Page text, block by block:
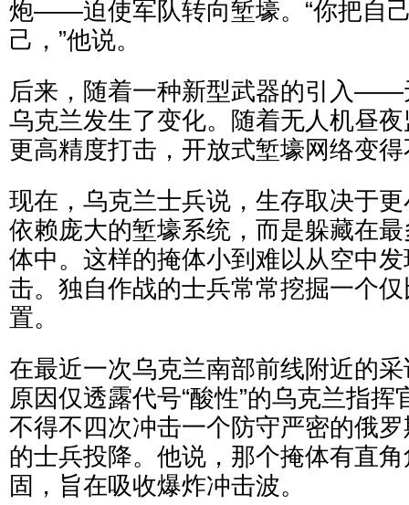
炮——迫使军队转向堑壕。“你把自
己，”他说。
后来，随着一种新型武器的引入——
乌克兰发生了变化。随着无人机昼
更高精度打击，开放式堑壕网络变
现在，乌克兰士兵说，生存取决于
依赖庞大的堑壕系统，而是躲藏在
体中。这样的掩体小到难以从空中
击。独自作战的士兵常常挖掘一个
置。
在最近一次乌克兰南部前线附近的
原因仅透露代号“酸性”的乌克兰指
不得不四次冲击一个防守严密的俄
的士兵投降。他说，那个掩体有直
固，旨在吸收爆炸冲击波。